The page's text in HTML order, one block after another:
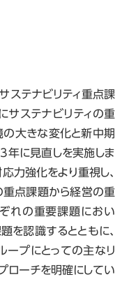
ステナビリティ重点課
サステナビリティの重
の大きな変化と新中期
に見直しを実施しま
力強化をより重視し、
重点課題から経営の重
れの重要課題におい
を認識するとともに、
ープにとっての主なリ
ローチを明確にしてい